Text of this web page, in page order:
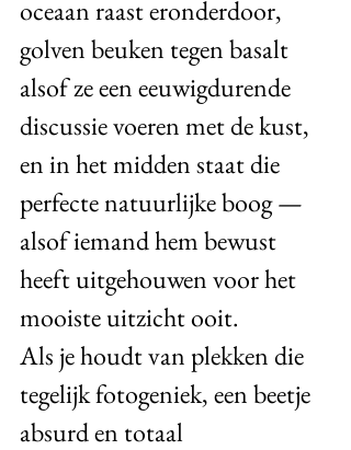
oceaan raast eronderdoor,
golven beuken tegen basalt
alsof ze een eeuwigdurende
discussie voeren met de kust,
en in het midden staat die
perfecte natuurlijke boog —
alsof iemand hem bewust
heeft uitgehouwen voor het
mooiste uitzicht ooit.
Als je houdt van plekken die
tegelijk fotogeniek, een beetje
absurd en totaal